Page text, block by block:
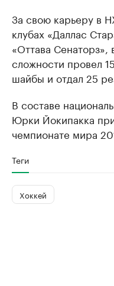
За свою карьеру в
клубах «Даллас
«Оттава
сложности провел
шайбы и отдал 25
В составе
Юрки Йокипакка
чемпионате мира
Теги
Хоккей